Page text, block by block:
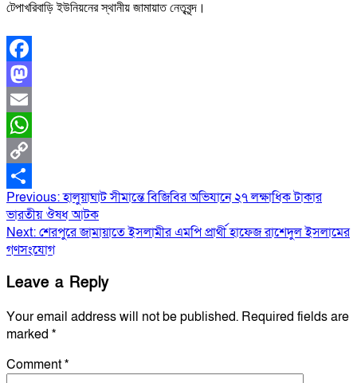
টেপাখরিবাড়ি ইউনিয়নের স্থানীয় জামায়াত নেতৃবৃন্দ।
Facebook
Mastodon
Email
WhatsApp
Copy
Link
Share
Post
navigation
Previous:হালুয়াঘাট সীমান্তে বিজিবির অভিযানে ২৭ লক্ষাধিক টাকার
ভারতীয় ঔষধ আটক
Next:শেরপুরে জামায়াতে ইসলামীর এমপি প্রার্থী হাফেজ রাশেদুল ইসলামের
গণসংযোগ
Leave a Reply
Your email address will not be published. Required fields are
marked *
Comment*